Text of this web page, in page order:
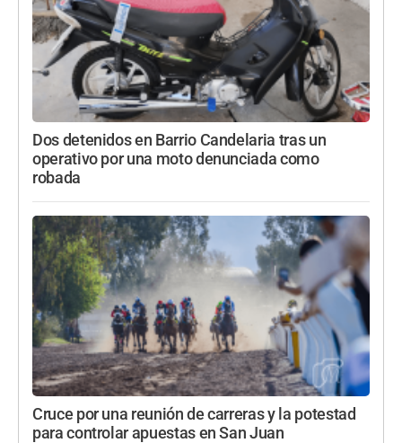
Dos detenidos en Barrio Candelaria tras un
operativo por una moto denunciada como
robada
Cruce por una reunión de carreras y la potestad
para controlar apuestas en San Juan